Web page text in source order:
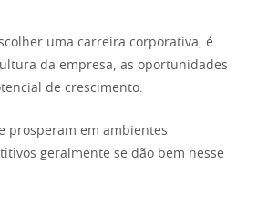
uma carreira corporativa, é
da empresa, as oportunidades
de crescimento.
prosperam em ambientes
geralmente se dão bem nesse